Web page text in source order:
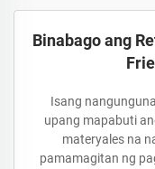
Binabago ang
Isang
upang mapabuti
materyales na
pamamagitan ng